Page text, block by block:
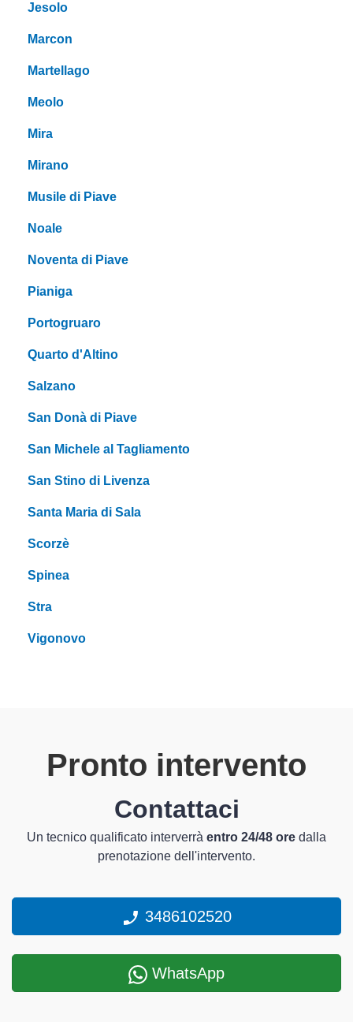
Jesolo
Marcon
Martellago
Meolo
Mira
Mirano
Musile di Piave
Noale
Noventa di Piave
Pianiga
Portogruaro
Quarto d'Altino
Salzano
San Donà di Piave
San Michele al Tagliamento
San Stino di Livenza
Santa Maria di Sala
Scorzè
Spinea
Stra
Vigonovo
Pronto intervento
Contattaci
Un tecnico qualificato interverrà entro 24/48 ore dalla
prenotazione dell'intervento.
3486102520
WhatsApp